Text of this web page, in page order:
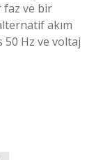
faz ve bir
akım
50 Hz ve voltaj